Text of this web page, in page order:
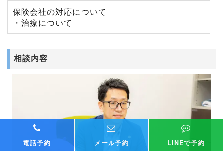
保険会社の対応について
・治療について
相談内容
電話予約 メール予約 LINEで予約